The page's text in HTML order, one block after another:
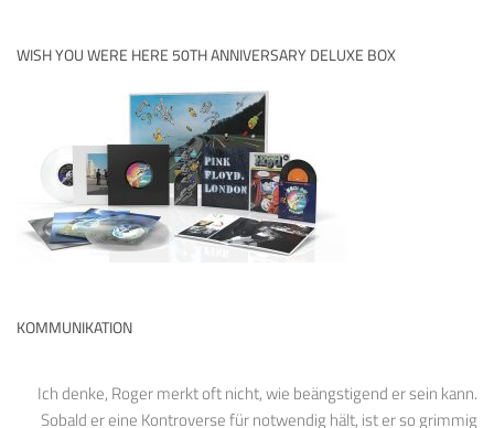
WISH YOU WERE HERE 50TH ANNIVERSARY DELUXE BOX
KOMMUNIKATION
Ich denke, Roger merkt oft nicht, wie beängstigend er sein kann.
Sobald er eine Kontroverse für notwendig hält, ist er so grimmig